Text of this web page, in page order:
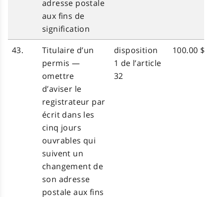
adresse postale
aux fins de
signification
43.
Titulaire d’un
permis —
omettre
d’aviser le
registrateur par
écrit dans les
cinq jours
ouvrables qui
suivent un
changement de
son adresse
postale aux fins
disposition
1 de l’article
32
100.00 $